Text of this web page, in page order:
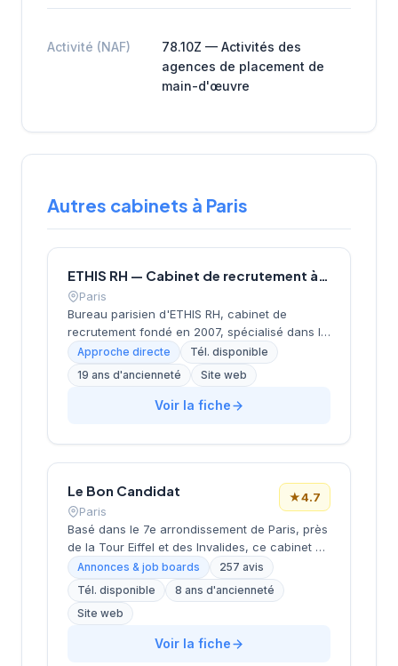
Activité (NAF)
78.10Z — Activités des
agences de placement de
main-d'œuvre
Autres cabinets à Paris
ETHIS RH — Cabinet de recrutement à Paris
Paris
Bureau parisien d'ETHIS RH, cabinet de
recrutement fondé en 2007, spécialisé dans le
conseil en ressources humaines, le
recrutement de cadres et dirigeants, le
coaching et l'outplacement. Situé au 16 rue de
Monceau dans le 8e arrondissement de Paris,
Approche directe
Tél. disponible
19 ans d'ancienneté
Site web
Voir la fiche
Le Bon Candidat
Paris
★4.7
Basé dans le 7e arrondissement de Paris, près
de la Tour Eiffel et des Invalides, ce cabinet de
recrutement bénéficie d'une localisation
prestigieuse au cœur de la capitale. Installé
rue de Bellechasse, il accompagne les
entreprises dans leurs recrutements avec une
approche personnalisée. La structure affiche
une excellente réputation auprès de sa
Annonces & job boards
257 avis
Tél. disponible
8 ans d'ancienneté
Site web
Voir la fiche